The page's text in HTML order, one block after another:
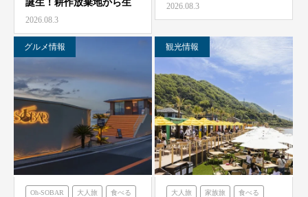
誕生！耕作放棄地から生
ま…
2026.08.3
人（アマン）の食卓
「桟…
2026.08.3
グルメ情報
Oh-SOBAR 大人旅 食べる
観光情報
大人旅 家族旅 食べる